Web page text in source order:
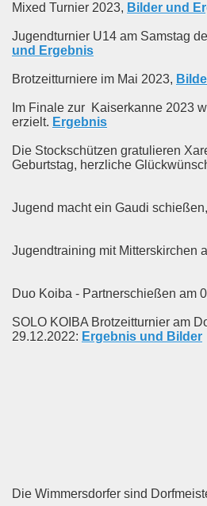
Mixed Turnier 2023, Bilder und
Jugendturnier U14 am Samstag
und Ergebnis
Brotzeitturniere im Mai 2023,
Im Finale zur Kaiserkanne 2023
erzielt. Ergebnis
Die Stockschützen gratulieren
Geburtstag, herzliche
Jugend macht ein Gaudi
Jugendtraining mit Mitterskirchen
Duo Koiba - Partnerschießen am
SOLO KOIBA Brotzeitturnier am
29.12.2022: Ergebnis und Bilder
Die Wimmersdorfer sind